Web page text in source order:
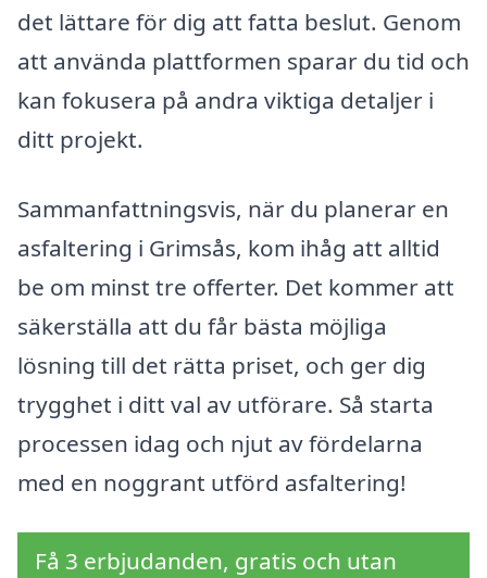
det lättare för dig att fatta beslut. Genom
att använda plattformen sparar du tid och
kan fokusera på andra viktiga detaljer i
ditt projekt.
Sammanfattningsvis, när du planerar en
asfaltering i Grimsås, kom ihåg att alltid
be om minst tre offerter. Det kommer att
säkerställa att du får bästa möjliga
lösning till det rätta priset, och ger dig
trygghet i ditt val av utförare. Så starta
processen idag och njut av fördelarna
med en noggrant utförd asfaltering!
Få 3 erbjudanden, gratis och utan